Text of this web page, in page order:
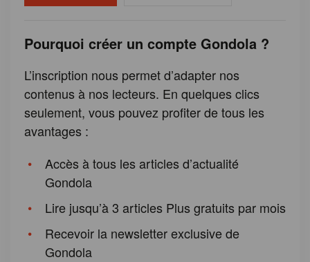
Pourquoi créer un compte Gondola ?
L’inscription nous permet d’adapter nos
contenus à nos lecteurs. En quelques clics
seulement, vous pouvez profiter de tous les
avantages :
Accès à tous les articles d’actualité
Gondola
Lire jusqu’à 3 articles Plus gratuits par mois
Recevoir la newsletter exclusive de
Gondola